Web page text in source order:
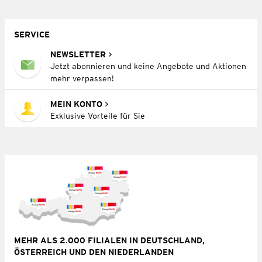
SERVICE
NEWSLETTER
Jetzt abonnieren und keine Angebote und Aktionen
mehr verpassen!
MEIN KONTO
Exklusive Vorteile für Sie
MEHR ALS 2.000 FILIALEN IN DEUTSCHLAND,
ÖSTERREICH UND DEN NIEDERLANDEN